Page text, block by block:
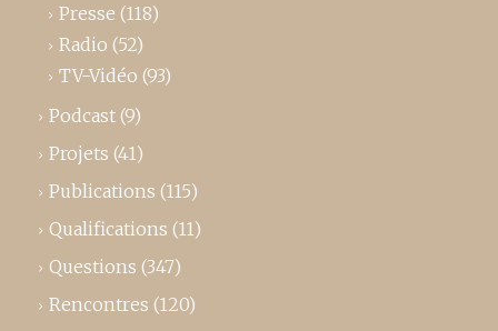
Presse (118)
Radio (52)
TV-Vidéo (93)
Podcast (9)
Projets (41)
Publications (115)
Qualifications (11)
Questions (347)
Rencontres (120)